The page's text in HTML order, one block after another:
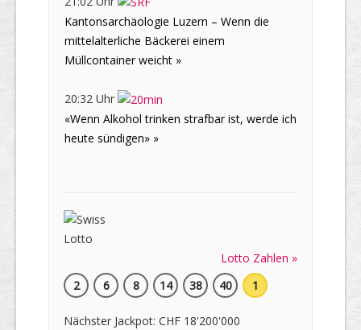
Kantonsarchäologie Luzern – Wenn die
mittelalterliche Bäckerei einem
Müllcontainer weicht »
20:32 Uhr
«Wenn Alkohol trinken strafbar ist, werde ich
heute sündigen» »
Lotto Zahlen »
2
6 8 14 38 40 1
Nächster Jackpot: CHF 18'200'000